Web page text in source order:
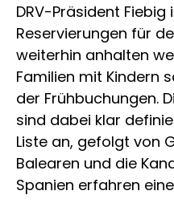
DRV-Präsident
Reservierungen für
weiterhin anhalten
Familien mit Kindern
der Frühbuchungen.
sind dabei klar
Liste an, gefolgt von
Balearen und die
Spanien erfahren